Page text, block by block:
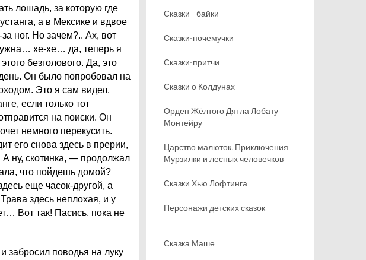
лошадь, за которую где
а в Мексике и вдвое
ног. Но зачем?.. Ах, вот
хе-хе… да, теперь я
безголового. Да, это
Он было попробовал на
Это я сам видел.
если только тот
на поиски. Он
немного перекусить.
его снова здесь в прерии,
А ну, скотинка, — продолжал
что пойдешь домой?
еще часок-другой, а
здесь неплохая, и у
Вот так! Пасись, пока не
забросил поводья на луку
Сказки - байки
Сказки-почемучки
Сказки-притчи
Сказки о Колдунах
Орден Жёлтого Дятла Лобату
Монтейру
Царство малюток. Приключения
Мурзилки и лесных человечков
Сказки Хью Лофтинга
Персонажи детских сказок
Сказка Маше